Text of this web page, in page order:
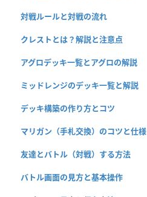
対戦ルールと対戦の流れ
クレストとは？解説と注意点
アグロデッキ一覧とアグロの解説
ミッドレンジのデッキ一覧と解説
デッキ構築の作り方とコツ
マリガン（手札交換）のコツと仕様
友達とバトル（対戦）する方法
バトル画面の見方と基本操作